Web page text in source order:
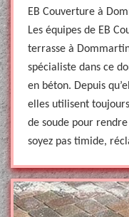
EB Couverture à
Les équipes de EB
terrasse à
spécialiste dans ce
en béton. Depuis
elles utilisent
de soude pour
soyez pas timide,